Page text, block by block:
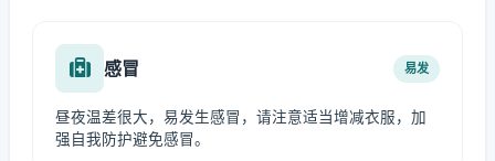
感冒 易发
昼夜温差很大，易发生感冒，请注意适当增减衣服，加
强自我防护避免感冒。